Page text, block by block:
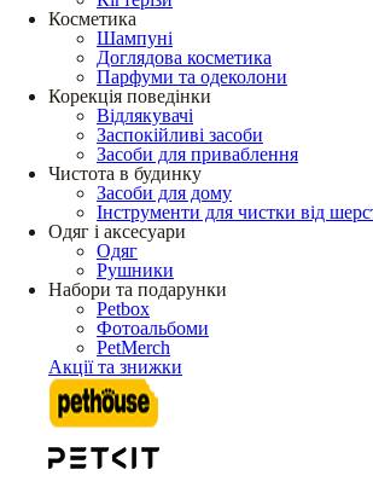
Косметика
Шампуні
Доглядова косметика
Парфуми та одеколони
Корекція поведінки
Відлякувачі
Заспокійливі засоби
Засоби для приваблення
Чистота в будинку
Засоби для дому
Інструменти для чистки від
Одяг і аксесуари
Одяг
Рушники
Набори та подарунки
Petbox
Фотоальбоми
PetMerch
Акції та знижки